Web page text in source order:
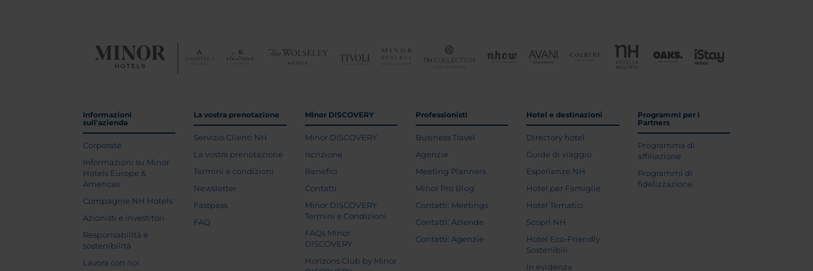
Informazioni
sull'azienda
Corporate
Informazioni su Minor
Hotels Europe &
Americas
Compagnie NH Hotels
Azionisti e investitori
Responsabilità e
sostenibilità
Lavora con noi
La vostra prenotazione
Servizio Clienti NH
La vostra prenotazione
Termini e condizioni
Newsletter
Fastpass
FAQ
Minor DISCOVERY
Minor DISCOVERY
Iscrizione
Benefici
Contatti
Minor DISCOVERY
Termini e Condizioni
FAQs Minor
DISCOVERY
Horizons Club by Minor
Professionisti
Business Travel
Agenzie
Meeting Planners
Minor Pro Blog
Contatti: Meetings
Contatti: Aziende
Contatti: Agenzie
Hotel e destinazioni
Directory hotel
Guide di viaggio
Esperienze NH
Hotel per Famiglie
Hotel Tematici
Scopri NH
Hotel Eco-Friendly
Sostenibili
In evidenza
Programmi per i
Partners
Programma di
affiliazione
Programmi di
fidelizzazione